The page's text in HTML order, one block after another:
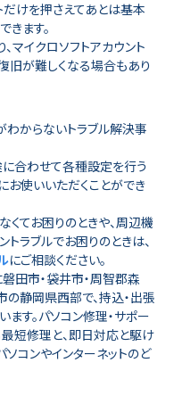
だけを押さえてあとは基本
ます。
マイクロソフトアカウント
旧が難しくなる場合もあり
わからないトラブル解決事
に合わせて各種設定を行う
お使いいただくことができ
てお困りのときや、周辺機
ラブルでお困りのときは、
にご相談ください。
田市・袋井市・周智郡森
の静岡県西部で、持込・出張
ます。パソコン修理・サポー
短修理と、即日対応と駆け
コンやインターネットのど